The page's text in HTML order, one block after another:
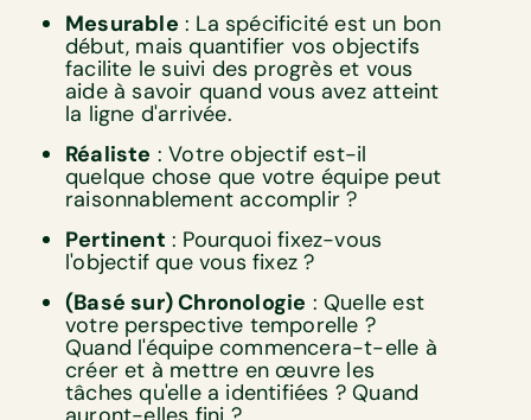
Mesurable : La spécificité est un bon
début, mais quantifier vos objectifs
facilite le suivi des progrès et vous
aide à savoir quand vous avez atteint
la ligne d'arrivée.
Réaliste : Votre objectif est-il
quelque chose que votre équipe peut
raisonnablement accomplir ?
Pertinent : Pourquoi fixez-vous
l'objectif que vous fixez ?
(Basé sur) Chronologie : Quelle est
votre perspective temporelle ?
Quand l'équipe commencera-t-elle à
créer et à mettre en œuvre les
tâches qu'elle a identifiées ? Quand